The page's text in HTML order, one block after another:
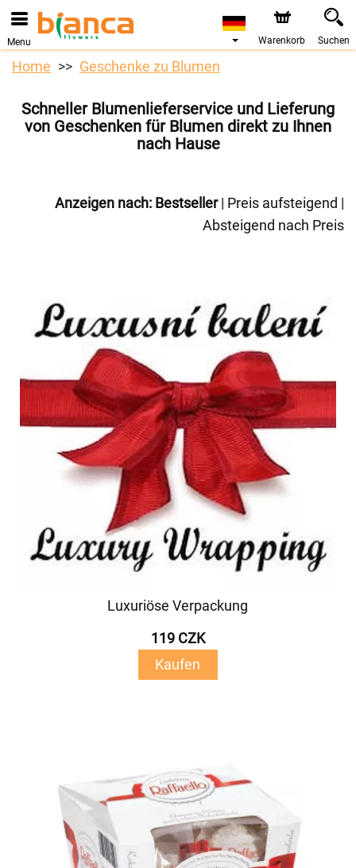
Bestellungen über unseren Onlineshop nehmen wir gerne
entgegen. Der frühestmögliche Liefertermin ist ab dem
07.08.2026 aufgrund von Betriebsurlaub.
Menu Warenkorb Suchen
Home Geschenke zu Blumen
Schneller Blumenlieferservice und Lieferung
von Geschenken für Blumen direkt zu Ihnen
nach Hause
Anzeigen nach: Bestseller| Preis aufsteigend |
Absteigend nach Preis
Luxuriöse Verpackung
119 CZK
Kaufen